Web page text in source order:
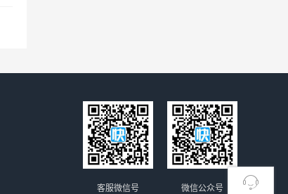
微信公众号
客服微信号